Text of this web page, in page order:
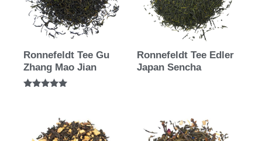
Ronnefeldt Tee Gu
Zhang Mao Jian
Ronnefeldt Tee Edler
Japan Sencha